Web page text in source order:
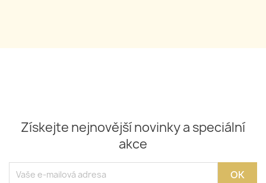
Získejte nejnovější novinky a speciální
akce